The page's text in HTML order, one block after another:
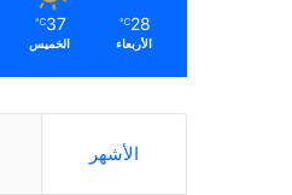
28
℃
الأربعاء
37
℃
الخميس
الأشهر